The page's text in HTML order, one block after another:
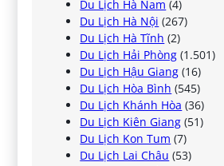
Du Lịch Hà Nam (4)
Du Lịch Hà Nội (267)
Du Lịch Hà Tĩnh (2)
Du Lịch Hải Phòng (1.501)
Du Lịch Hậu Giang (16)
Du Lịch Hòa Bình (545)
Du Lịch Khánh Hòa (36)
Du Lịch Kiên Giang (51)
Du Lịch Kon Tum (7)
Du Lịch Lai Châu (53)